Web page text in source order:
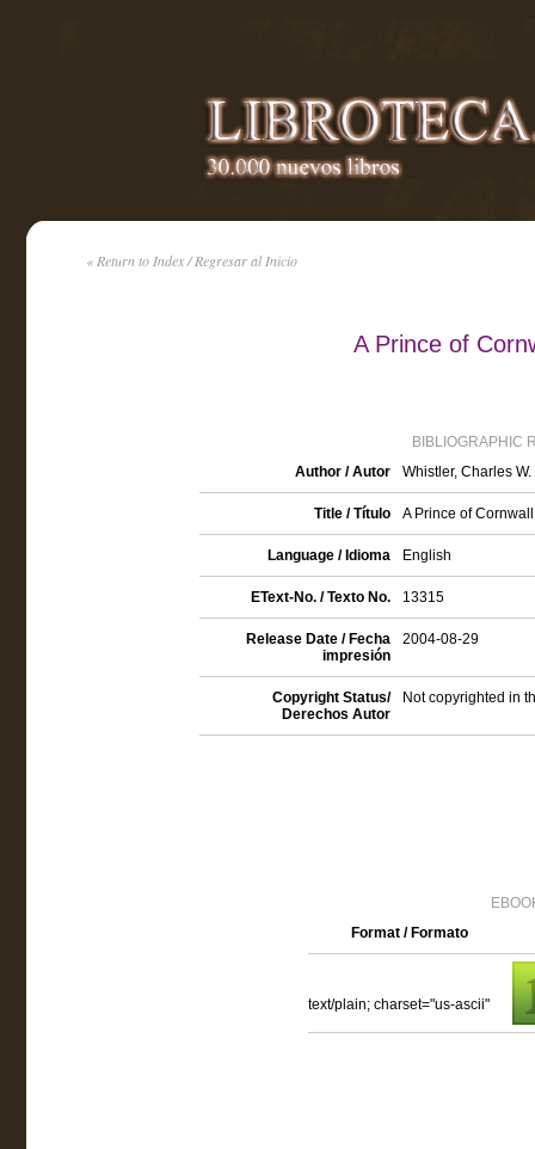
« Return to Index / Regresar al Inicio
A Prince of
BIBLIOGRAPHIC
Author / Autor
Whistler, Charles
Title / Título A Prince of
Language / Idioma English
EText-No. / Texto No. 13315
Release Date / Fecha
impresión
2004-08-29
Copyright Status/
Derechos Autor
Not copyrighted in
Format / Formato
text/plain; charset="us-ascii"